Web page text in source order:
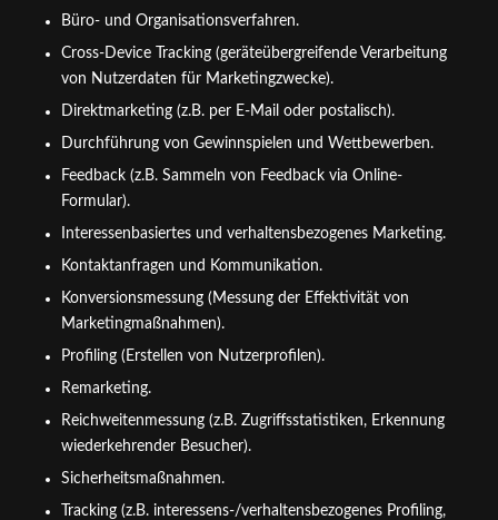
Büro- und Organisationsverfahren.
Cross-Device Tracking (geräteübergreifende Verarbeitung
von Nutzerdaten für Marketingzwecke).
Direktmarketing (z.B. per E-Mail oder postalisch).
Durchführung von Gewinnspielen und Wettbewerben.
Feedback (z.B. Sammeln von Feedback via Online-
Formular).
Interessenbasiertes und verhaltensbezogenes Marketing.
Kontaktanfragen und Kommunikation.
Konversionsmessung (Messung der Effektivität von
Marketingmaßnahmen).
Profiling (Erstellen von Nutzerprofilen).
Remarketing.
Reichweitenmessung (z.B. Zugriffsstatistiken, Erkennung
wiederkehrender Besucher).
Sicherheitsmaßnahmen.
Tracking (z.B. interessens-/verhaltensbezogenes Profiling,